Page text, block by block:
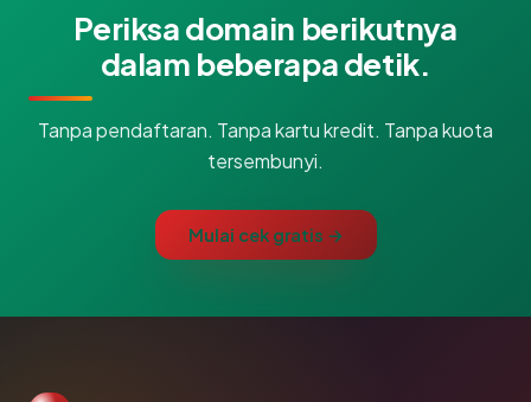
Periksa domain berikutnya
dalam beberapa detik.
Tanpa pendaftaran. Tanpa kartu kredit. Tanpa kuota
tersembunyi.
Mulai cek gratis →